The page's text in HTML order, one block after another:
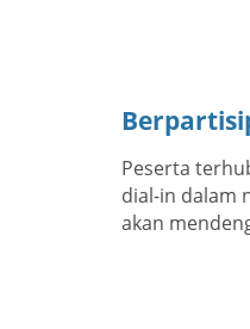
Peserta
dial-in dalam
akan